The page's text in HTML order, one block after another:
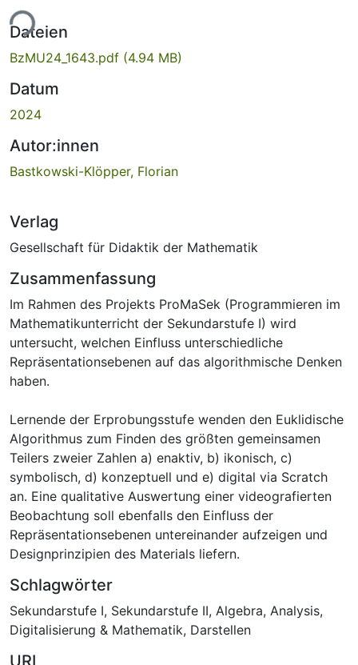
Dateien
BzMU24_1643.pdf (4.94 MB)
Datum
2024
Autor:innen
Bastkowski-Klöpper, Florian
Verlag
Gesellschaft für Didaktik der Mathematik
Zusammenfassung
Im Rahmen des Projekts ProMaSek (Programmieren im
Mathematikunterricht der Sekundarstufe I) wird
untersucht, welchen Einfluss unterschiedliche
Repräsentationsebenen auf das algorithmische Denken
haben.
Lernende der Erprobungsstufe wenden den Euklidische
Algorithmus zum Finden des größten gemeinsamen
Teilers zweier Zahlen a) enaktiv, b) ikonisch, c)
symbolisch, d) konzeptuell und e) digital via Scratch
an. Eine qualitative Auswertung einer videografierten
Beobachtung soll ebenfalls den Einfluss der
Repräsentationsebenen untereinander aufzeigen und
Designprinzipien des Materials liefern.
Schlagwörter
Sekundarstufe I, Sekundarstufe II, Algebra, Analysis,
Digitalisierung & Mathematik, Darstellen
URI